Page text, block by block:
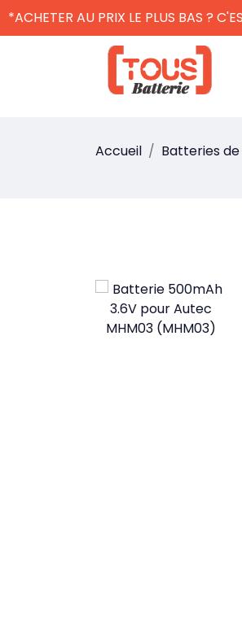
*ACHETER AU PRIX LE PLUS BAS ?
Accueil Batteries